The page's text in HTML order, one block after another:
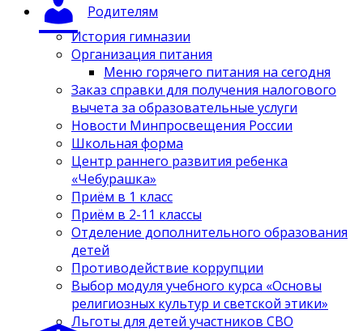
Родителям
История гимназии
Организация питания
Меню горячего питания на сегодня
Заказ справки для получения налогового
вычета за образовательные услуги
Новости Минпросвещения России
Школьная форма
Центр раннего развития ребенка
«Чебурашка»
Приём в 1 класс
Приём в 2-11 классы
Отделение дополнительного образования
детей
Противодействие коррупции
Выбор модуля учебного курса «Основы
религиозных культур и светской этики»
Льготы для детей участников СВО